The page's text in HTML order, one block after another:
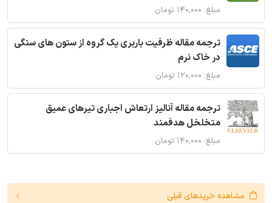
مبلغ: ۱۴۰,۰۰۰ تومان
ترجمه مقاله ظرفیت باربری یک گروه از ستون های سنگی
در خاک نرم
مبلغ: ۱۲۰,۰۰۰ تومان
ترجمه مقاله آنالیز ارتعاش اجباری تیرهای عمیق
متخلخل هدفمند
مبلغ: ۱۴۰,۰۰۰ تومان
مشاهده خریدهای قبلی